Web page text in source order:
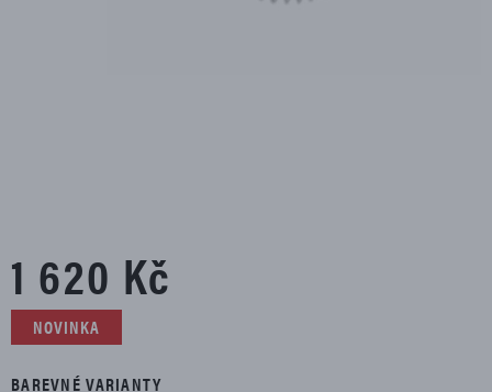
1 620 Kč
NOVINKA
BAREVNÉ VARIANTY